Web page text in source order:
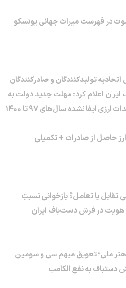
در فهرست میراث جهانی یونسکو
تولیدکنندگان و صادرکنندگان
اعلام کرد: مهلت جدید دولت به
ارزی ایفا نشده سال‌های ۹۷ تا ۱۴۰۰
حاصل از صادرات + تکمیلی
تقابل یا تعامل؟ بازخوانی نسبتِ
و هویت در فرش دست‌باف ایران
هنر ملی؛ تعویق مبهم سی و سومین
دستباف به نفع الکامپ